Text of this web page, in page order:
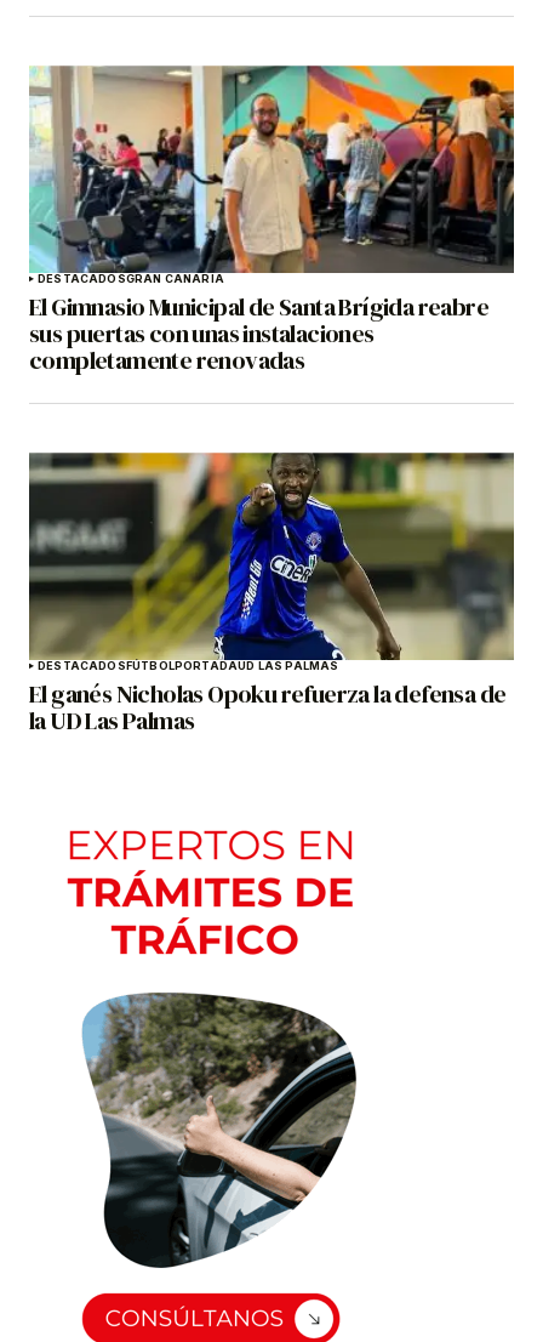
DESTACADOSGRAN CANARIA
El Gimnasio Municipal de Santa Brígida reabre
sus puertas con unas instalaciones
completamente renovadas
DESTACADOSFÚTBOLPORTADAUD LAS PALMAS
El ganés Nicholas Opoku refuerza la defensa de
la UD Las Palmas